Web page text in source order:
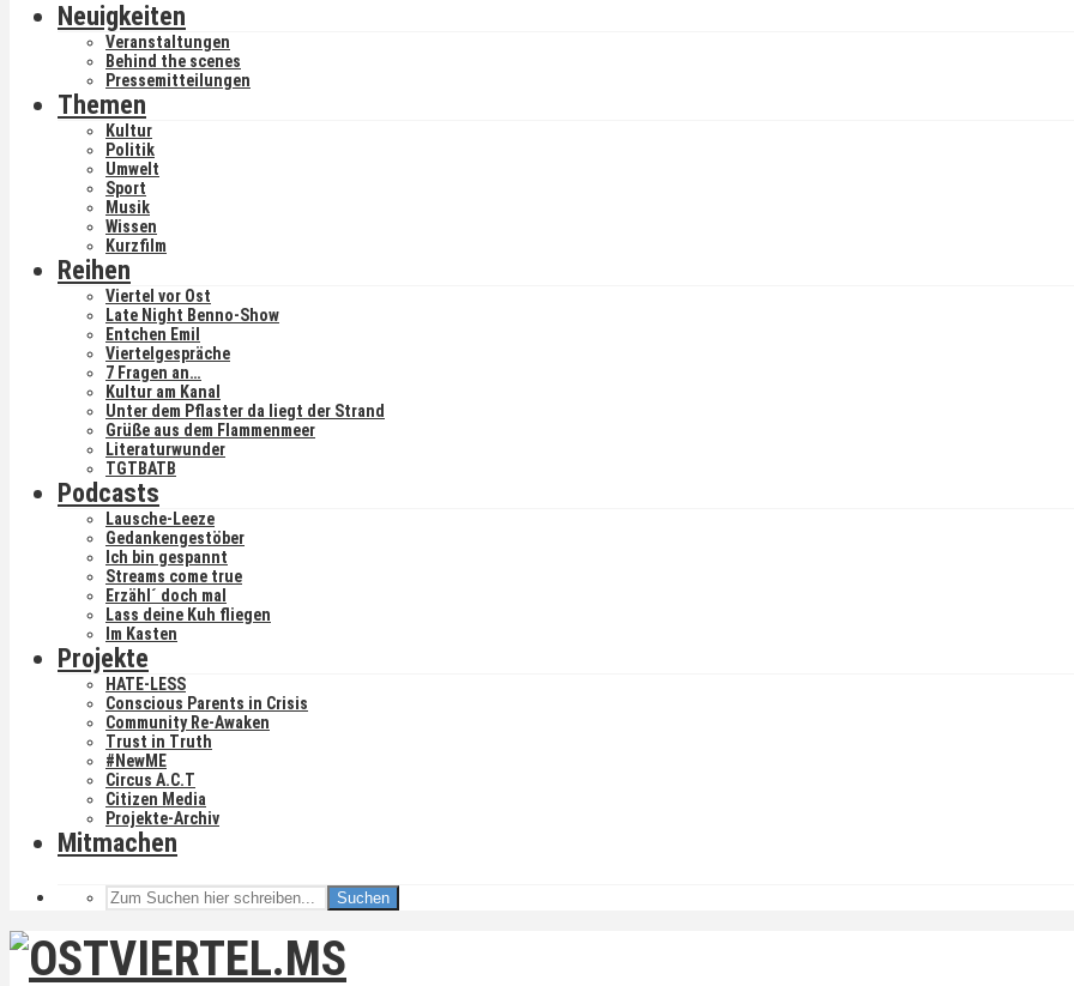
Neuigkeiten
Veranstaltungen
Behind the scenes
Pressemitteilungen
Themen
Kultur
Politik
Umwelt
Sport
Musik
Wissen
Kurzfilm
Reihen
Viertel vor Ost
Late Night Benno-Show
Entchen Emil
Viertelgespräche
7 Fragen an…
Kultur am Kanal
Unter dem Pflaster da liegt der Strand
Grüße aus dem Flammenmeer
Literaturwunder
TGTBATB
Podcasts
Lausche-Leeze
Gedankengestöber
Ich bin gespannt
Streams come true
Erzähl´ doch mal
Lass deine Kuh fliegen
Im Kasten
Projekte
HATE-LESS
Conscious Parents in Crisis
Community Re-Awaken
Trust in Truth
#NewME
Circus A.C.T
Citizen Media
Projekte-Archiv
Mitmachen
Suchen